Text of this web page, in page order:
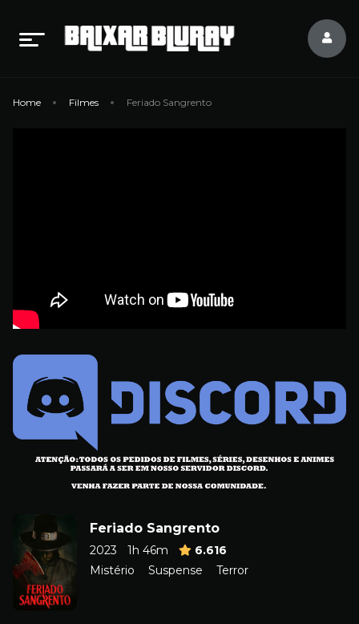
Home Filmes Feriado Sangrento
Feriado Sangrento
2023 1h 46m
6.616
Mistério
Suspense Terror